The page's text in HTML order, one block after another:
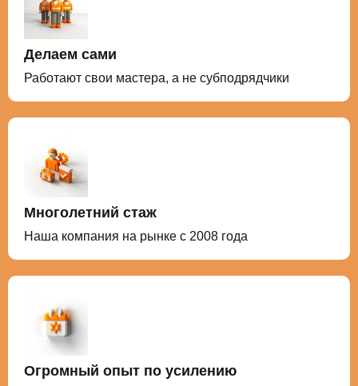
Делаем сами
Работают свои мастера, а не субподрядчики
Многолетний стаж
Наша компания на рынке с 2008 года
Огромный опыт по усилению